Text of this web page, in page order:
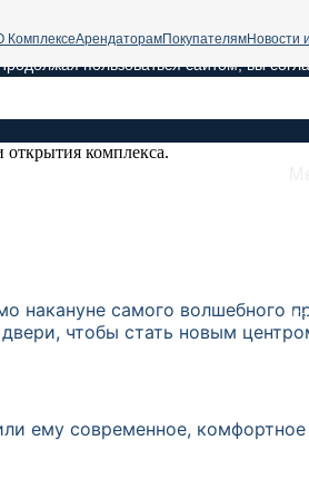
КомплексеАрендаторамПокупателямНовости
пользоваться сайтом, вы
самого волшебного
чтобы стать новым
ему современное,